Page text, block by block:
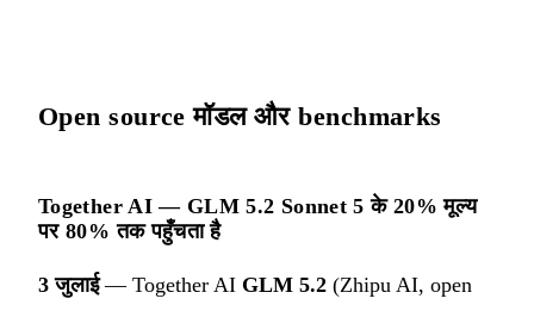
Open source मॉडल और benchmarks
Together AI — GLM 5.2 Sonnet 5 के 20% मूल्य
पर 80% तक पहुँचता है
3 जुलाई— Together AI GLM 5.2 (Zhipu AI, open